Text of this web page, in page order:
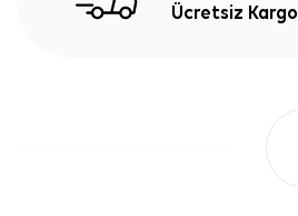
Ücretsiz Kargo